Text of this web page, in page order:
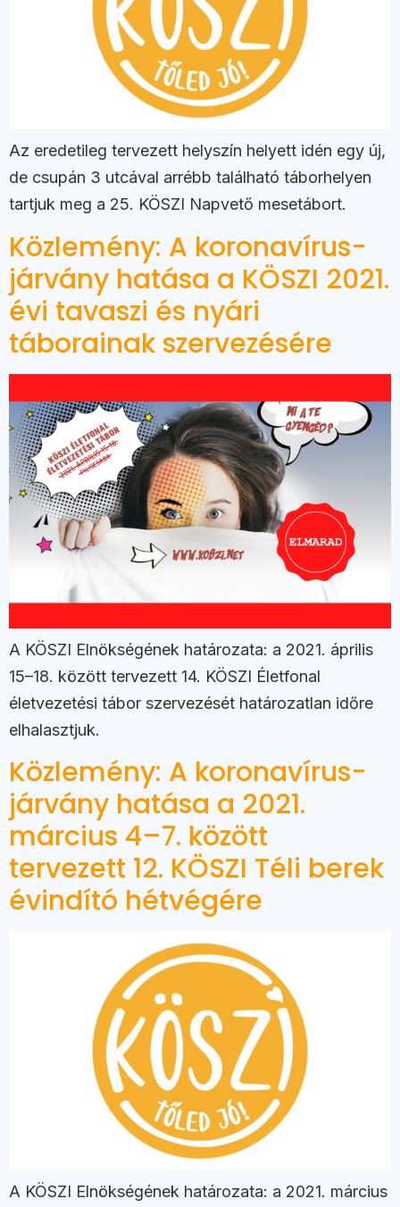
Az eredetileg tervezett helyszín helyett idén egy új,
de csupán 3 utcával arrébb található táborhelyen
tartjuk meg a 25. KÖSZI Napvető mesetábort.
Közlemény: A koronavírus-
járvány hatása a KÖSZI 2021.
évi tavaszi és nyári
táborainak szervezésére
A KÖSZI Elnökségének határozata: a 2021. április
15–18. között tervezett 14. KÖSZI Életfonal
életvezetési tábor szervezését határozatlan időre
elhalasztjuk.
Közlemény: A koronavírus-
járvány hatása a 2021.
március 4–7. között
tervezett 12. KÖSZI Téli berek
évindító hétvégére
A KÖSZI Elnökségének határozata: a 2021. március